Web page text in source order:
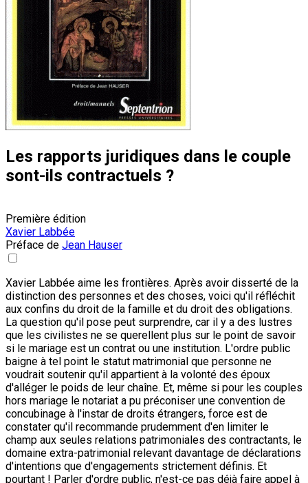
Les rapports juridiques dans le couple
sont-ils contractuels ?
Première édition
Xavier Labbée
Préface de Jean Hauser
Xavier Labbée aime les frontières. Après avoir disserté de la
distinction des personnes et des choses, voici qu'il réfléchit
aux confins du droit de la famille et du droit des obligations.
La question qu'il pose peut surprendre, car il y a des lustres
que les civilistes ne se querellent plus sur le point de savoir
si le mariage est un contrat ou une institution. L'ordre public
baigne à tel point le statut matrimonial que personne ne
voudrait soutenir qu'il appartient à la volonté des époux
d'alléger le poids de leur chaîne. Et, même si pour les couples
hors mariage le notariat a pu préconiser une convention de
concubinage à l'instar de droits étrangers, force est de
constater qu'il recommande prudemment d'en limiter le
champ aux seules relations patrimoniales des contractants, le
domaine extra-patrimonial relevant davantage de déclarations
d'intentions que d'engagements strictement définis. Et
pourtant ! Parler d'ordre public, n'est-ce pas déjà faire appel à